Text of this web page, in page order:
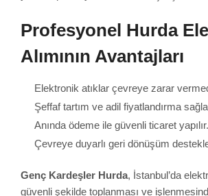
Profesyonel Hurda
Alımının Avantajları
Elektronik atıklar çevreye zarar
Şeffaf tartım ve adil fiyatlandırma
Anında ödeme ile güvenli ticaret yapılır.
Çevreye duyarlı geri dönüşüm
Genç Kardeşler Hurda, İstanbul’da
güvenli şekilde toplanması ve